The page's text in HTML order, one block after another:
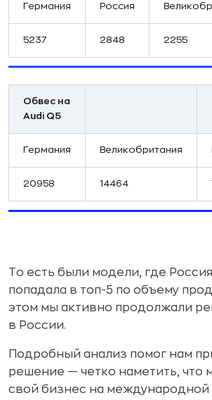
Германия Россия
5237 2848 2255
Обвес на
Audi Q5
Германия Великобритания
20958 14464
То есть были модели, где
попадала в топ-5 по объему
этом мы активно продолжали
в России.
Подробный анализ помог нам
решение — четко наметить, что
свой бизнес на международной